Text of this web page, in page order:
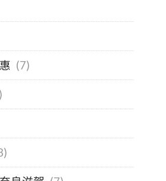
(7)